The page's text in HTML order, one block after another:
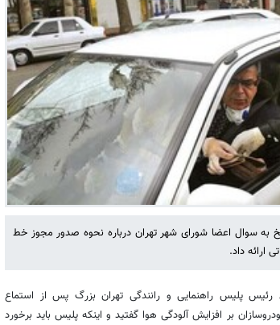
به سوال اعضا شورای شهر تهران درباره نحوه صدور مجوز خط
ارائه داد.
پلیس راهنمایی و رانندگی تهران بزرگ پس از استماع
بر افزایش آلودگی هوا گفتید و اینکه پلیس باید برخورد